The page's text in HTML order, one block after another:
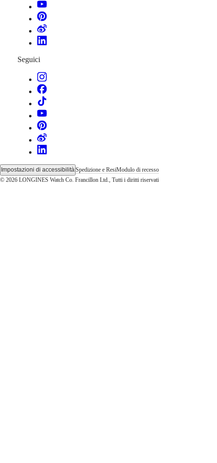
Seguici
Impostazioni di accessibilità Spedizione e ResiModulo di recesso
© 2026 LONGINES Watch Co. Francillon Ltd., Tutti i diritti riservati